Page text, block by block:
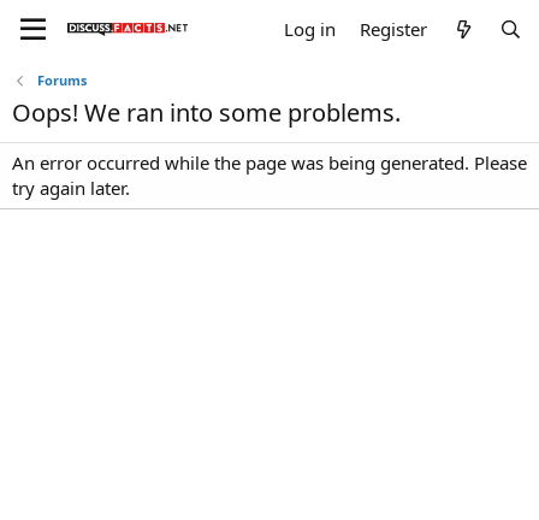
Log in Register
Forums
Oops! We ran into some problems.
An error occurred while the page was being generated. Please
try again later.